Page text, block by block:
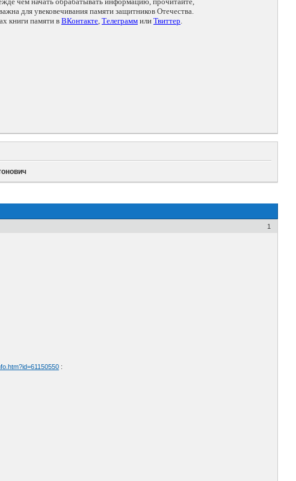
для увековечивания памяти защитников Отечества.
книги памяти в ВКонтакте, Телеграмм или Твиттер.
1
: